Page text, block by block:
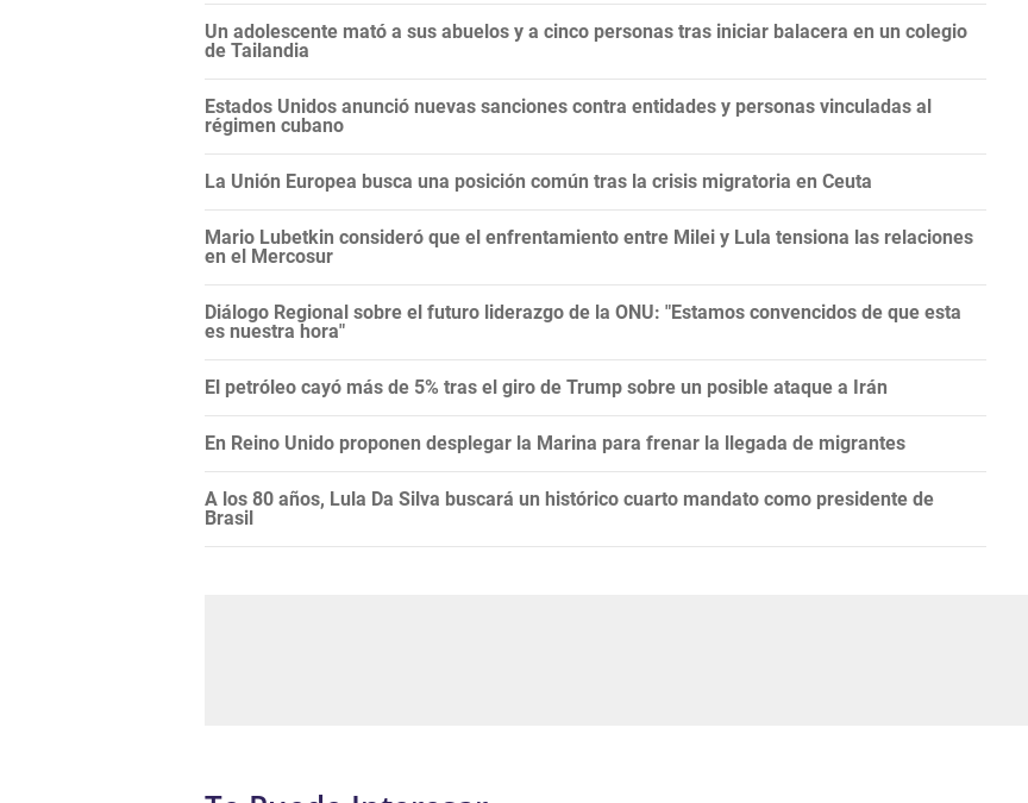
Un adolescente mató a sus abuelos y a cinco personas tras iniciar balacera en un colegio
de Tailandia
Estados Unidos anunció nuevas sanciones contra entidades y personas vinculadas al
régimen cubano
La Unión Europea busca una posición común tras la crisis migratoria en Ceuta
Mario Lubetkin consideró que el enfrentamiento entre Milei y Lula tensiona las relaciones
en el Mercosur
Diálogo Regional sobre el futuro liderazgo de la ONU: "Estamos convencidos de que esta
es nuestra hora"
El petróleo cayó más de 5% tras el giro de Trump sobre un posible ataque a Irán
En Reino Unido proponen desplegar la Marina para frenar la llegada de migrantes
A los 80 años, Lula Da Silva buscará un histórico cuarto mandato como presidente de
Brasil